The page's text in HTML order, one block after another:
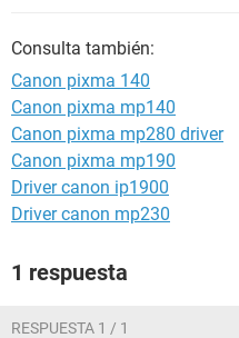
Consulta también:
Canon pixma 140
Canon pixma mp140
Canon pixma mp280 driver
Canon pixma mp190
Driver canon ip1900
Driver canon mp230
1 respuesta
RESPUESTA 1 / 1